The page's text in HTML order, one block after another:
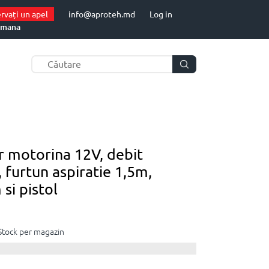
un apel info@aproteh.md
Log in
motorina 12V, debit
furtun aspiratie 1,5m,
si pistol
per magazin